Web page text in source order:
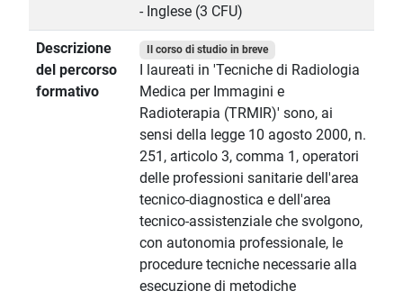
- Inglese (3 CFU)
Descrizione
del percorso
formativo
Il corso di studio in breve
I laureati in 'Tecniche di Radiologia
Medica per Immagini e
Radioterapia (TRMIR)' sono, ai
sensi della legge 10 agosto 2000, n.
251, articolo 3, comma 1, operatori
delle professioni sanitarie dell'area
tecnico-diagnostica e dell'area
tecnico-assistenziale che svolgono,
con autonomia professionale, le
procedure tecniche necessarie alla
esecuzione di metodiche